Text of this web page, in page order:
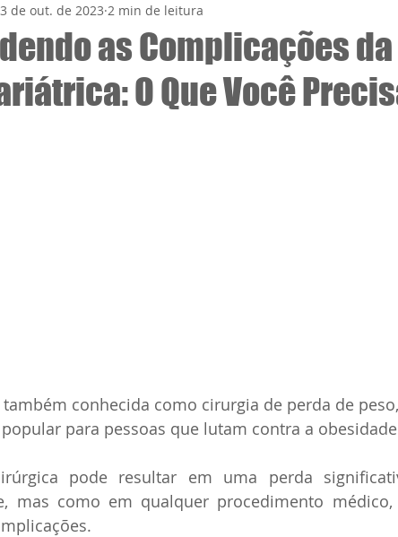
as Complicações da
O Que Você
de out. de 2023 2 min de leitura
conhecida como cirurgia de perda de
para pessoas que lutam contra a
pode resultar em uma perda
mas como em qualquer procedimento